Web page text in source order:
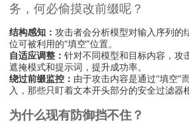
务，何必偷摸改前缀呢？
结构感知：攻击者会分析模型对输入序列的
位可被利用的“填空”位置。
自适应调整：针对不同模型和目标内容，攻
遮掩模式和提示词，提升成功率。
绕过前缀监控： 由于攻击内容是通过“填空”
入，那些只盯着文本开头部分的安全过滤器
为什么现有防御挡不住？